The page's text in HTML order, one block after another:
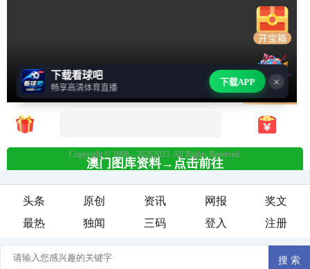
头条 原创 资讯 网报
奖文
最热
独闻 三码 登入 注册